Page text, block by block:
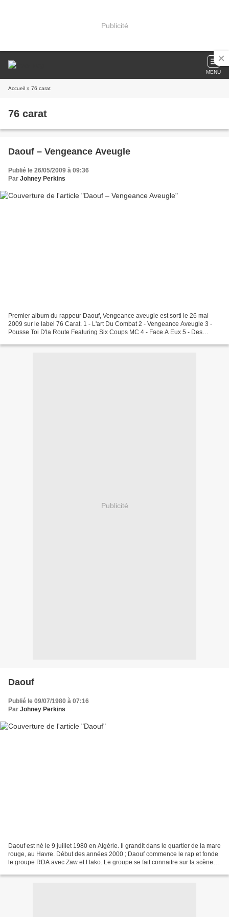
Publicité
MENU
Accueil » 76 carat
76 carat
Daouf – Vengeance Aveugle
Publié le 26/05/2009 à 09:36
Par Johney Perkins
Premier album du rappeur Daouf, Vengeance aveugle est sorti le 26 mai
2009 sur le label 76 Carat. 1 - L'art Du Combat 2 - Vengeance Aveugle 3 -
Pousse Toi D'la Route Featuring Six Coups MC 4 - Face A Eux 5 - Des
Publicité
Daouf
Publié le 09/07/1980 à 07:16
Par Johney Perkins
Daouf est né le 9 juillet 1980 en Algérie. Il grandit dans le quartier de la mare
rouge, au Havre. Début des années 2000 ; Daouf commence le rap et fonde
le groupe RDA avec Zaw et Hako. Le groupe se fait connaitre sur la scène